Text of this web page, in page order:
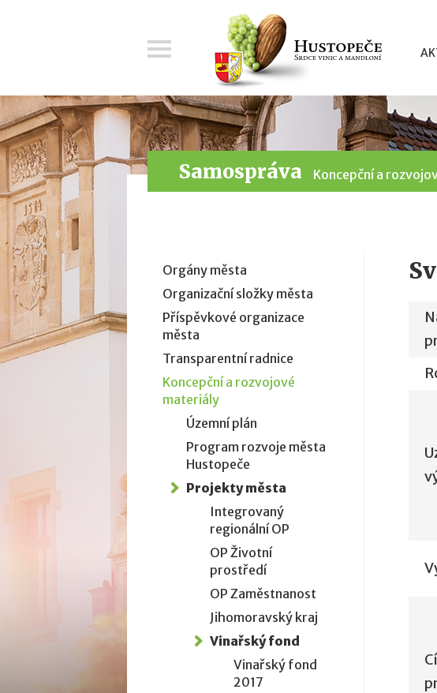
Samospráva Koncepční a
Orgány města
Organizační složky města
Příspěvkové organizace
města
Transparentní radnice
Koncepční a rozvojové
materiály
Územní plán
Program rozvoje města
Hustopeče
Projekty města
Integrovaný
regionální OP
OP Životní
prostředí
OP Zaměstnanost
Jihomoravský kraj
Vinařský fond
Vinařský fond
2017